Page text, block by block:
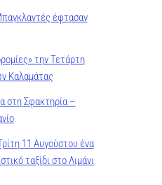
έφτασαν
την Τετάρτη
Καλαμάτας
στη Σφακτηρία –
11 Αυγούστου ένα
ταξίδι στο Λιμάνι